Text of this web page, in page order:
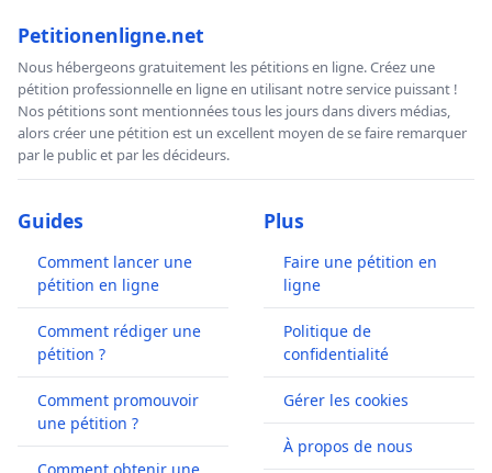
Petitionenligne.net
Nous hébergeons gratuitement les pétitions en ligne. Créez une
pétition professionnelle en ligne en utilisant notre service puissant !
Nos pétitions sont mentionnées tous les jours dans divers médias,
alors créer une pétition est un excellent moyen de se faire remarquer
par le public et par les décideurs.
Guides
Comment lancer une
pétition en ligne
Comment rédiger une
pétition ?
Comment promouvoir
une pétition ?
Plus
Faire une pétition en
ligne
Politique de
confidentialité
Gérer les cookies
À propos de nous